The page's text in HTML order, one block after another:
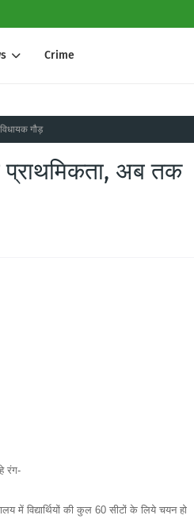
Crime
गौड़
प्राथमिकता, अब तक
रंग-
में विद्यार्थियों की कुल 60 सीटों के लिये चयन हो